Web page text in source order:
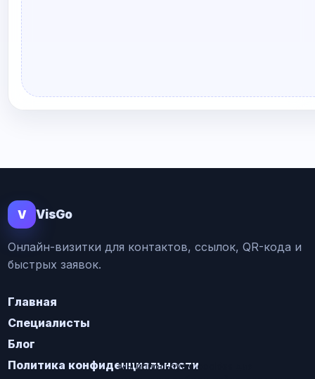
V VisGo
Онлайн-визитки для контактов, ссылок, QR-кода и
быстрых заявок.
Главная
Специалисты
Блог
Политика конфиденциальности
Мы используем cookies для